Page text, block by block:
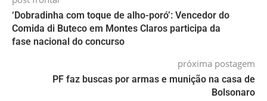
‘Dobradinha com toque de alho-poró’: Vencedor do
Comida di Buteco em Montes Claros participa da
fase nacional do concurso
próxima postagem
PF faz buscas por armas e munição na casa de
Bolsonaro